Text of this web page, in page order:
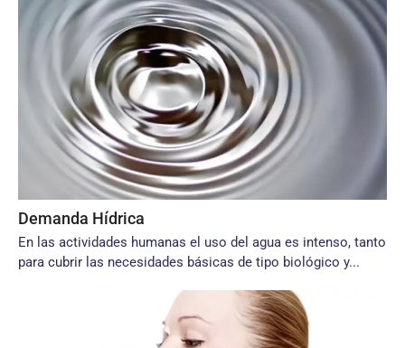
Demanda Hídrica
En las actividades humanas el uso del agua es intenso, tanto
para cubrir las necesidades básicas de tipo biológico y...